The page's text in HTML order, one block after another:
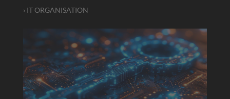
› IT ORGANISATION